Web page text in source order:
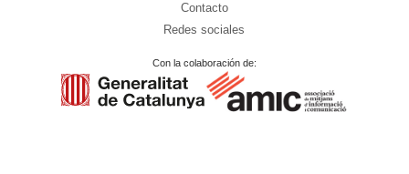
Contacto
Redes sociales
Con la colaboración de: